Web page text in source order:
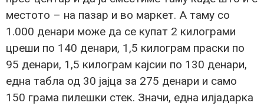
местото – на пазар и во маркет. А таму со
1.000 денари може да се купат 2 килограми
цреши по 140 денари, 1,5 килограм праски по
95 денари, 1,5 килограм кајсии по 130 денари,
една табла од 30 јајца за 275 денари и само
150 грама пилешки стек. Значи, една илјадарка